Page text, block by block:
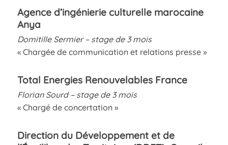
Agence d’ingénierie culturelle marocaine
Anya
Domitille Sermier – stage de 3 mois
« Chargée de communication et relations presse »
Total Energies Renouvelables France
Florian Sourd – stage de 3 mois
« Chargé de concertation »
Direction du Développement et de